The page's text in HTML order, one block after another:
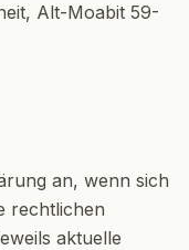
Alt-Moabit 59-
an, wenn sich
rechtlichen
aktuelle